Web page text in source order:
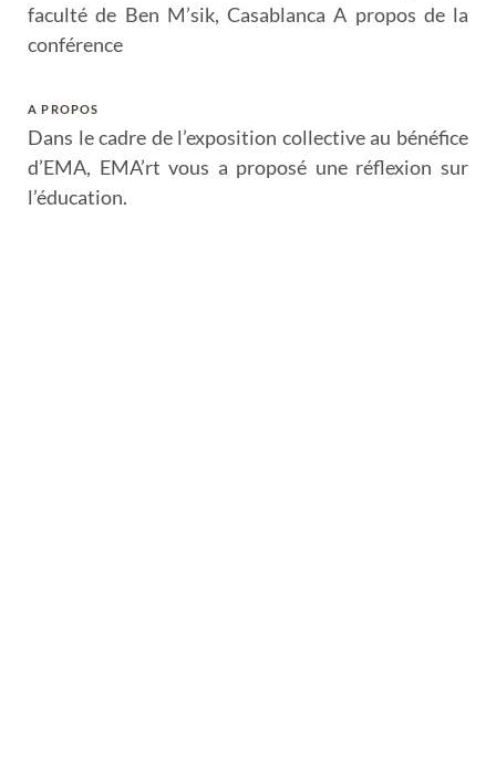
faculté de Ben M’sik, Casablanca A propos de la
conférence
A PROPOS
Dans le cadre de l’exposition collective au bénéfice
d’EMA, EMA’rt vous a proposé une réflexion sur
l’éducation.